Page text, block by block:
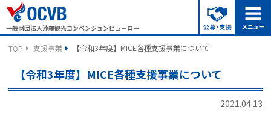
一般財団法人沖縄観光コンベンションビューロー
TOP 支援事業 【令和3年度】MICE各種支援事業について
【令和3年度】MICE各種支援事業について
2021.04.13